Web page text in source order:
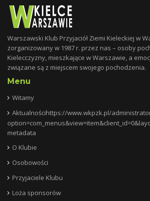
Warszawski Klub Przyjaciół Ziemi Kieleckiej w
zorganizowany w 1987 r. przez nas – osoby
Kielecczyzny, mieszkające w Warszawie, a
związane są z miejscem swojego pochodzenia.
Menu
Witamy
Aktualnościhttps://www.wkpzk.pl/
metadata
O Klubie
Osobowości
Przyjaciele Klubu
Loża sponsorów